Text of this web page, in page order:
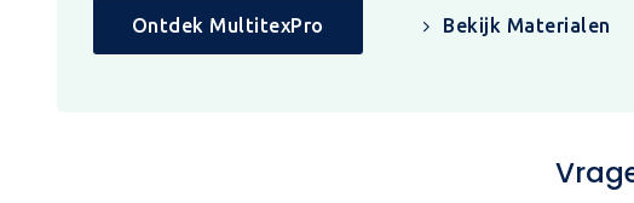
Ontdek MultitexPro Bekijk Materialen